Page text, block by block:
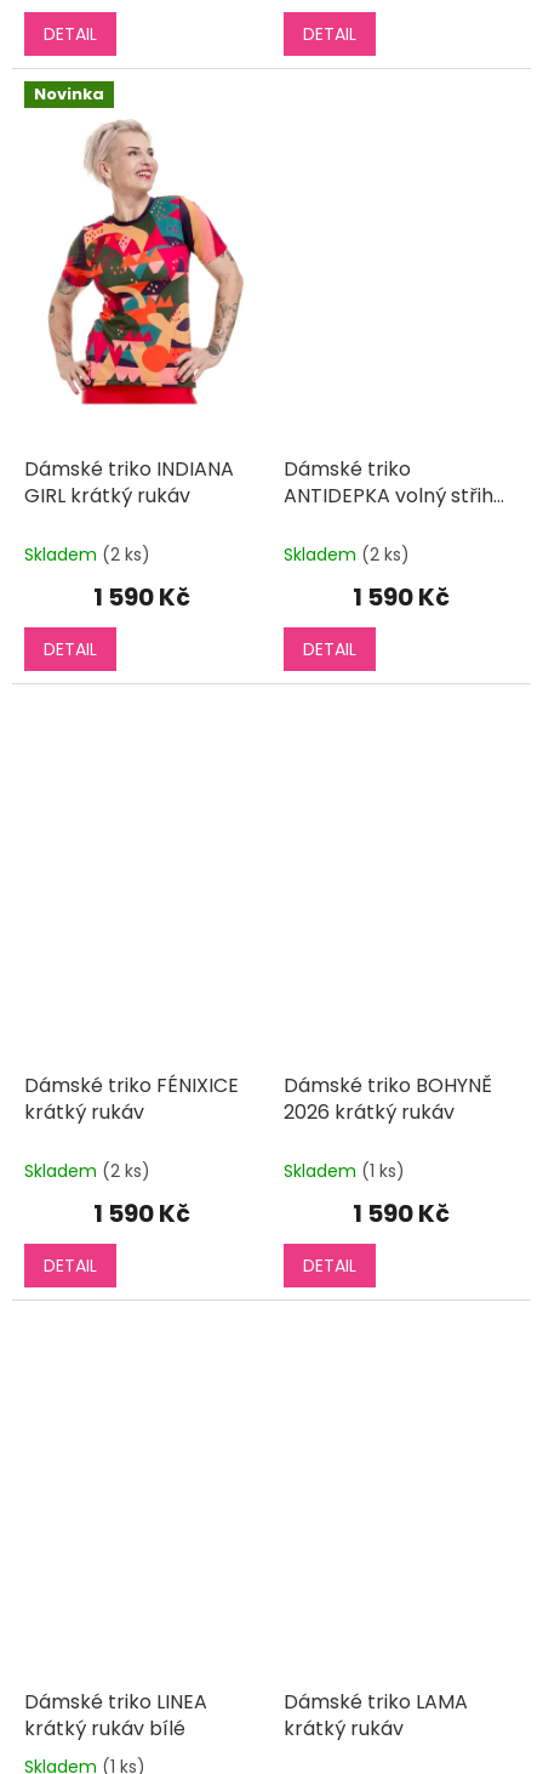
DETAIL DETAIL
Novinka
Dámské triko INDIANA
GIRL krátký rukáv
Skladem (2 ks)
1 590 Kč
DETAIL
Dámské triko
ANTIDEPKA volný střih
Skladem (2 ks)
1 590 Kč
DETAIL
Dámské triko FÉNIXICE
krátký rukáv
Skladem (2 ks)
1 590 Kč
DETAIL
Dámské triko BOHYNĚ
2026 krátký rukáv
Skladem (1 ks)
1 590 Kč
DETAIL
Dámské triko LINEA
krátký rukáv bílé
Skladem (1 ks)
Dámské triko LAMA
krátký rukáv